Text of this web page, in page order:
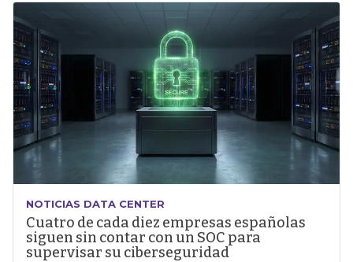
NOTICIAS DATA CENTER
Cuatro de cada diez empresas españolas
siguen sin contar con un SOC para
supervisar su ciberseguridad